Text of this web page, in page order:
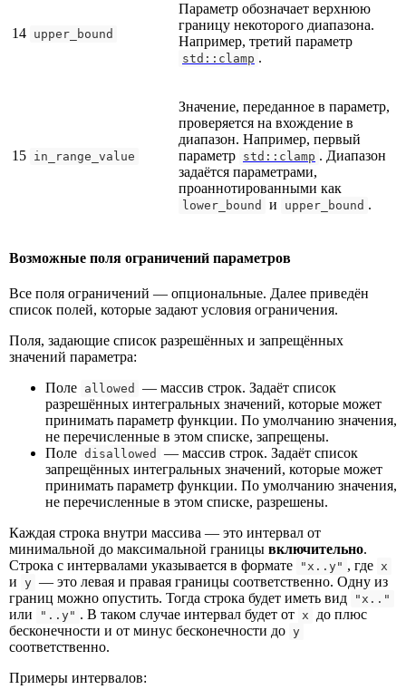
14 upper_bound
Параметр обозначает верхнюю
границу некоторого диапазона.
Например, третий параметр
std::clamp .
15 in_range_value
Значение, переданное в параметр,
проверяется на вхождение в
диапазон. Например, первый
параметр std::clamp . Диапазон
задаётся параметрами,
проаннотированными как
lower_bound и upper_bound .
Возможные поля ограничений параметров
Все поля ограничений — опциональные. Далее приведён
список полей, которые задают условия ограничения.
Поля, задающие список разрешённых и запрещённых
значений параметра:
Поле allowed
— массив строк. Задаёт список
разрешённых интегральных значений, которые может
принимать параметр функции. По умолчанию значения,
не перечисленные в этом списке, запрещены.
Поле disallowed
— массив строк. Задаёт список
запрещённых интегральных значений, которые может
принимать параметр функции. По умолчанию значения,
не перечисленные в этом списке, разрешены.
Каждая строка внутри массива — это интервал от
минимальной до максимальной границы включительно.
Строка с интервалами указывается в формате
"x..y" , где x
и y — это левая и правая границы соответственно. Одну из
границ можно опустить. Тогда строка будет иметь вид
"x.."
или "..y" . В таком случае интервал будет от x
до плюс
бесконечности и от минус бесконечности до y
соответственно.
Примеры интервалов: